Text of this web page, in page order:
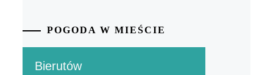
POGODA W MIEŚCIE